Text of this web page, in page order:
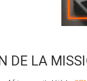
DE LA